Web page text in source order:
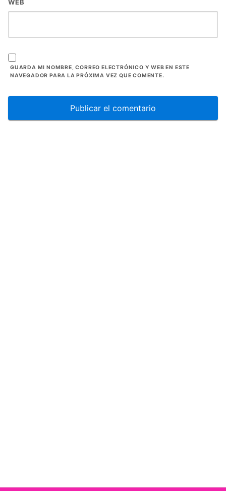
WEB
GUARDA MI NOMBRE, CORREO ELECTRÓNICO Y WEB EN ESTE
NAVEGADOR PARA LA PRÓXIMA VEZ QUE COMENTE.